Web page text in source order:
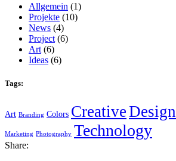
Allgemein (1)
Projekte (10)
News (4)
Project (6)
Art (6)
Ideas (6)
Tags:
Art Branding Colors CreativeDesign
Marketing Photography Technology
Share: